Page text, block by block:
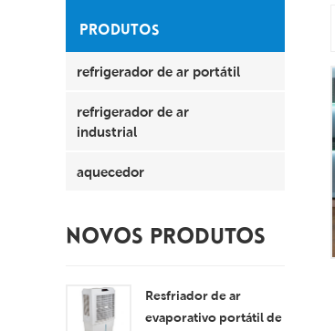
PRODUTOS
refrigerador de ar portátil
refrigerador de ar
industrial
aquecedor
NOVOS PRODUTOS
Resfriador de ar
evaporativo portátil de